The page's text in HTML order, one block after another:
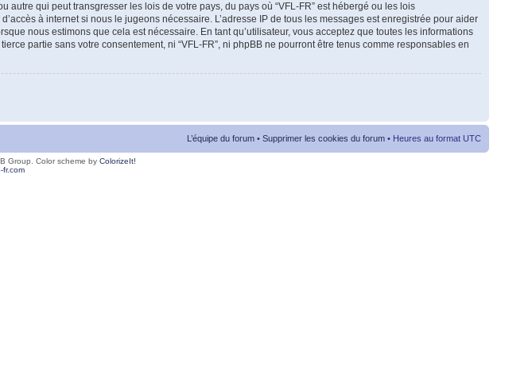
qui peut transgresser les lois de votre pays, du pays où “VFL-FR” est hébergé ou les lois
à internet si nous le jugeons nécessaire. L’adresse IP de tous les messages est enregistrée pour aider
nous estimons que cela est nécessaire. En tant qu’utilisateur, vous acceptez que toutes les informations
partie sans votre consentement, ni “VFL-FR”, ni phpBB ne pourront être tenus comme responsables en
L’équipe du forum • Supprimer les cookies du forum • Heures au format UTC
Group. Color scheme by ColorizeIt!
fr.com